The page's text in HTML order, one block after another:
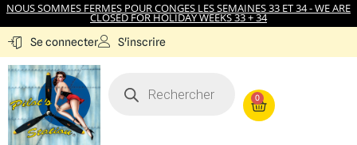
NOUS SOMMES FERMES POUR CONGES LES SEMAINES 33 ET 34 - WE ARE
CLOSED FOR HOLIDAY WEEKS 33 + 34
Se connecter S'inscrire
0